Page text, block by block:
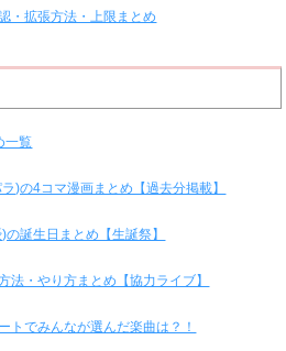
・拡張方法・上限まとめ
一覧
)の4コマ漫画まとめ【過去分掲載】
誕生日まとめ【生誕祭】
法・やり方まとめ【協力ライブ】
トでみんなが選んだ楽曲は？！